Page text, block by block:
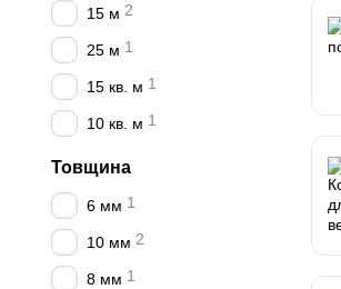
15 м 2
25 м 1
15 кв. м 1
10 кв. м 1
Товщина
6 мм 1
10 мм 2
8 мм 1